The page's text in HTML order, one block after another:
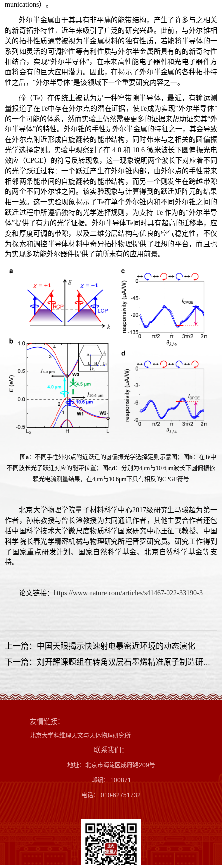
munications）。
外尔半金属由于其具有非平庸的能带结构，产生了许多与之相关
的新奇拓扑特性，近年来吸引了广泛的研究兴趣。此前，与外尔锥相
关的拓扑性质通常被视为半金属材料的独有性质，若能将半导体的一
系列如灵活的可调控性等有利性质与外尔半金属所具有的的新奇特性
相结合，实现“外尔半导体”，在未来高性能电子器件和光电子器件方
面将会有的巨大应用潜力。因此，在揭示了外尔半金属的各种拓扑特
性之后，“外尔半导体”是该领域下一个重要研究内容之一。
碲（Te）在传统上被认为是一种窄带隙半导体，最近，有输运测
量报道了在Te中存在外尔点的潜在证据，使Te成为实现“外尔半导体”
的一个可能的体系，然而实验上仍然需要更多的证据来帮助证实其“外
尔半导体”的特性。外尔锥的手性是外尔半金属的特征之一，其会导致
在外尔点附近形成自旋翻转的能带结构，同时带来与之相关的圆偏振
光学选择定则。实验中观察到了在 4.0 和 10.6 微米波长下圆偏振光电
效应（CPGE）的符号反转现象，这一现象说明两个波长下对应着不同
的光学跃迁过程：一个跃迁产生在外尔锥内部，由外尔点的手性带来
相邻两条能带间的自旋翻转的能带结构，而另一个则发生在跨越带隙
的两个不同外尔锥之间。该实验现象与计算得到的跃迁矩阵元的结果
相一致。这一实验现象揭示了Te在单个外尔锥内和不同外尔锥之间的
跃迁过程中所遵循独特的光学选择规则，为支持 Te 作为的“外尔半导
体”提供了有力的光学证据。外尔半导体Te同时具有超高的迁移率，应
变和厚度可调的带隙，以及二维分层结构与优良的空气稳定性，不仅
为探索和调控半导体材料中奇异拓扑物理提供了理想的平台，而且也
为实现多功能外尔器件提供了前所未有的应用前景。
图a：不同手性外尔点附近跃迁的圆偏振光学选择定则示意图；图b：在Te中
不同波长光子跃迁对应的能带位置；图c,d：分别为4μm与10.6μm波长下圆偏振依
赖光电流测量结果，在4μm与10.6μm下具有相反的CPGE符号
北京大学物理学院量子材料科学中心2017级研究生马骏超为第一
作者，孙栋教授与曾长淦教授为共同通讯作者，其他主要合作者还包
括中国科学技术大学微尺度物质科学国家研究中心王征飞教授、中国
科学院长春光学精密机械与物理研究所程晋罗研究员。研究工作得到
了国家重点研发计划、国家自然科学基金、北京自然科学基金等支
持。
论文链接： https://www.nature.com/articles/s41467-022-33190-3
上一篇：中国天眼揭示快速射电暴密近环境的动态演化
友情链接：
北京大学科维理天文与天体物理研究所
联系我们：
地址：北京市海淀区成府路209号
邮编： 100871
电话： 010-62751732